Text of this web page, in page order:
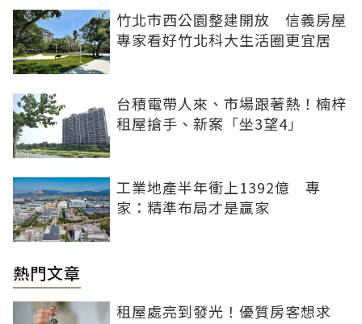
竹北市西公園整建開放 信義房屋
專家看好竹北科大生活圈更宜居
台積電帶人來、市場跟著熱！楠梓
租屋搶手、新案「坐3望4」
工業地產半年衝上1392億 專
家：精準布局才是贏家
熱門文章
租屋處亮到發光！優質房客想求